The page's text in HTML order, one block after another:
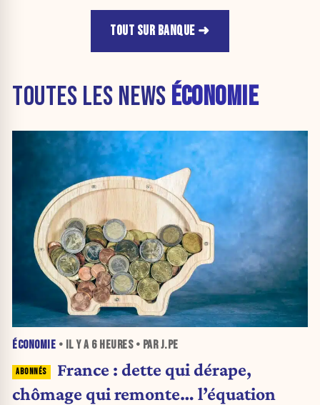
TOUT SUR BANQUE
TOUTES LES NEWS ÉCONOMIE
ÉCONOMIE • IL Y A 6 HEURES• PAR J.PE
France : dette qui dérape,
chômage qui remonte… l’équation